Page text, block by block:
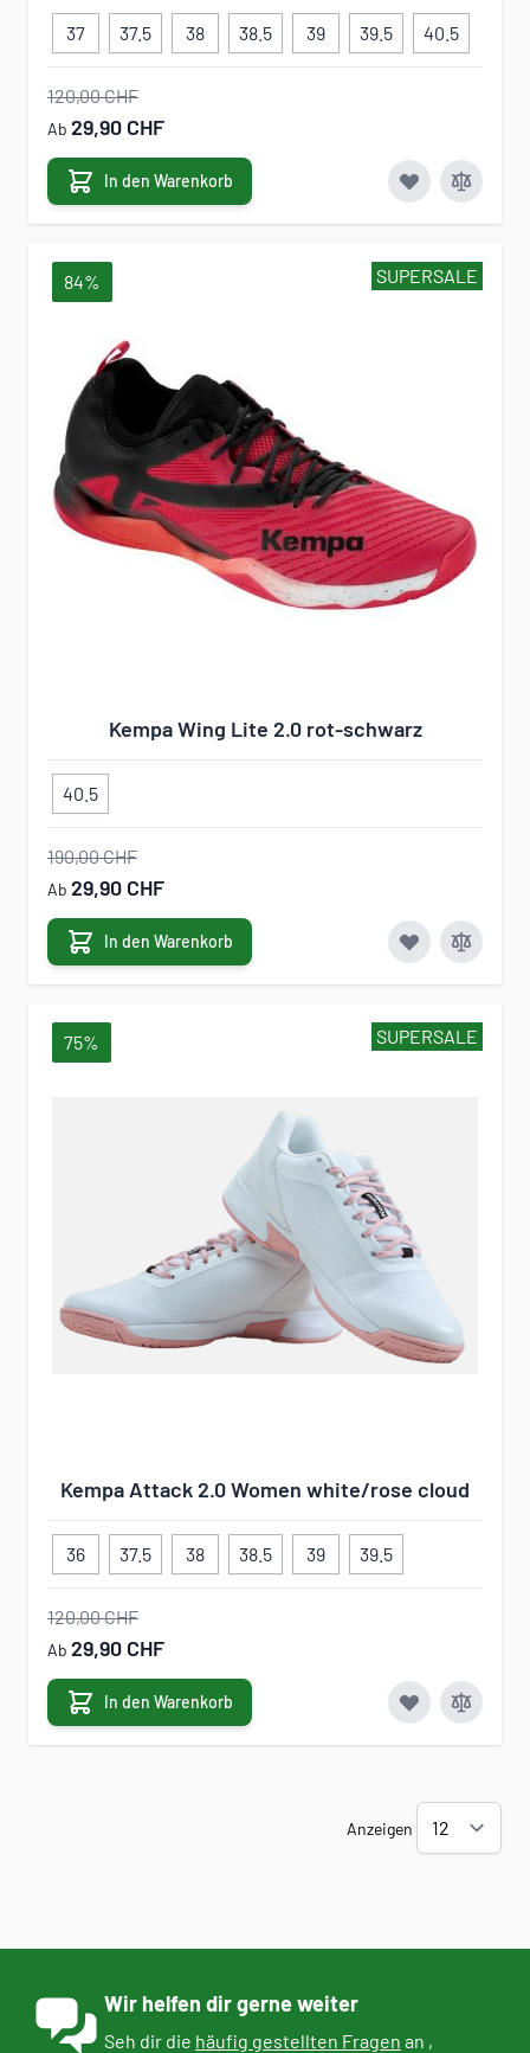
37 37.5 38 38.5 39 39.5 40.5
120,00 CHF
Ab 29,90 CHF
In den Warenkorb
SUPERSALE
84%
Kempa Wing Lite 2.0 rot-schwarz
40.5
190,00 CHF
Ab 29,90 CHF
In den Warenkorb
SUPERSALE
75%
Kempa Attack 2.0 Women white/rose cloud
36 37.5 38 38.5 39 39.5
120,00 CHF
Ab 29,90 CHF
In den Warenkorb
Anzeigen
Wir helfen dir gerne weiter
Seh dir die häufig gestellten Fragen an ,